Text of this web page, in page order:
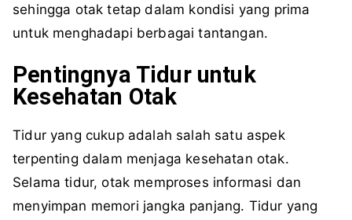
sehingga otak tetap dalam kondisi yang prima
untuk menghadapi berbagai tantangan.
Pentingnya Tidur untuk
Kesehatan Otak
Tidur yang cukup adalah salah satu aspek
terpenting dalam menjaga kesehatan otak.
Selama tidur, otak memproses informasi dan
menyimpan memori jangka panjang. Tidur yang